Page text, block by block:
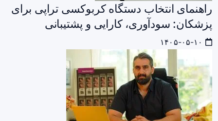
راهنمای انتخاب دستگاه کربوکسی‌ تراپی برای
پزشکان: سودآوری، کارایی و پشتیبانی